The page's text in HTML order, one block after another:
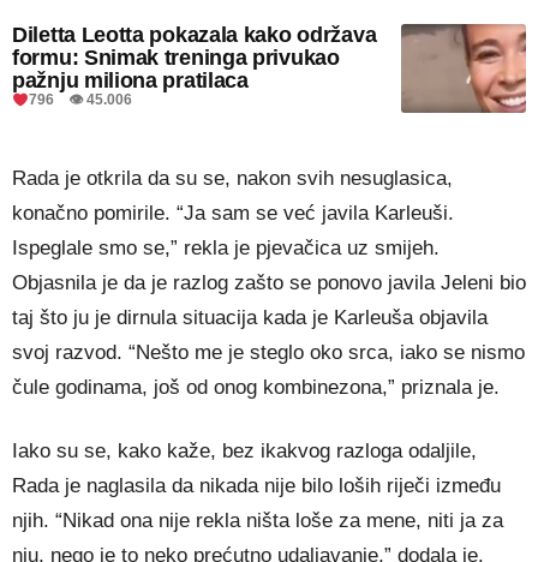
Diletta Leotta pokazala kako održava
formu: Snimak treninga privukao
pažnju miliona pratilaca
796 👁 45.006
Rada je otkrila da su se, nakon svih nesuglasica,
konačno pomirile. “Ja sam se već javila Karleuši.
Ispeglale smo se,” rekla je pjevačica uz smijeh.
Objasnila je da je razlog zašto se ponovo javila Jeleni bio
taj što ju je dirnula situacija kada je Karleuša objavila
svoj razvod. “Nešto me je steglo oko srca, iako se nismo
čule godinama, još od onog kombinezona,” priznala je.
Iako su se, kako kaže, bez ikakvog razloga odaljile,
Rada je naglasila da nikada nije bilo loših riječi između
njih. “Nikad ona nije rekla ništa loše za mene, niti ja za
nju, nego je to neko prećutno udaljavanje,” dodala je.